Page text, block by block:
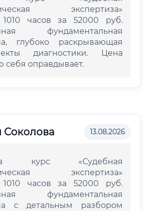
экспертиза»
часов за 52000 руб.
фундаментальная
глубоко раскрывающая
диагностики. Цена
себя оправдывает.
Соколова 13.08.2026
курс «Судебная
экспертиза»
часов за 52000 руб.
фундаментальная
с детальным разбором